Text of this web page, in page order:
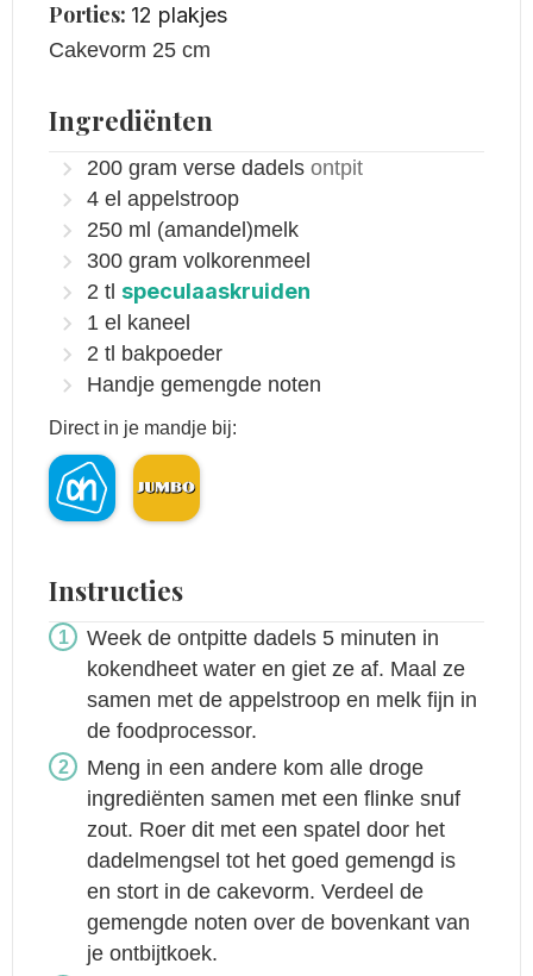
Porties: 12 plakjes
Cakevorm 25 cm
Ingrediënten
200 gram verse dadels ontpit
4 el appelstroop
250 ml (amandel)melk
300 gram volkorenmeel
2 tl speculaaskruiden
1 el kaneel
2 tl bakpoeder
Handje gemengde noten
Direct in je mandje bij:
Instructies
Week de ontpitte dadels 5 minuten in
kokendheet water en giet ze af. Maal ze
samen met de appelstroop en melk fijn in
de foodprocessor.
Meng in een andere kom alle droge
ingrediënten samen met een flinke snuf
zout. Roer dit met een spatel door het
dadelmengsel tot het goed gemengd is
en stort in de cakevorm. Verdeel de
gemengde noten over de bovenkant van
je ontbijtkoek.